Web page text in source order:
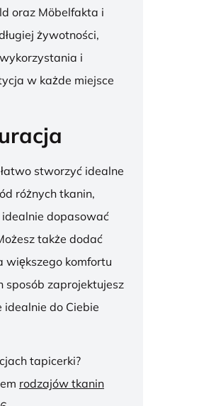
oraz Möbelfakta i
żywotności,
i
w każde miejsce
stworzyć idealne
różnych tkanin,
idealnie dopasować
także dodać
większego komfortu
sposób zaprojektujesz
idealnie do Ciebie
tapicerki?
rodzajów tkanin